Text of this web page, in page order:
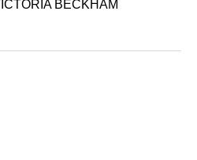
BECKHAM